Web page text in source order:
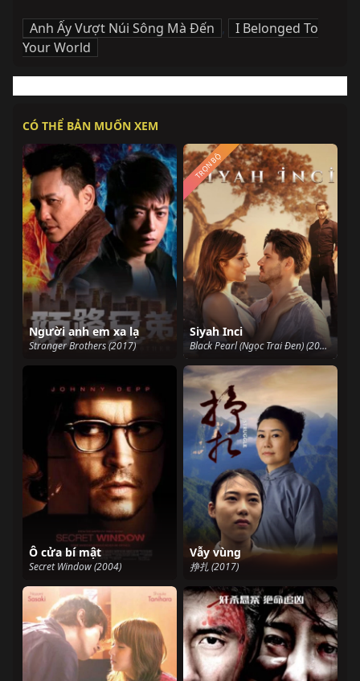
Anh Ấy Vượt Núi Sông Mà Đến ,
I Belonged To
Your World
CÓ THỂ BẢN MUỐN XEM
Người anh em xa lạ
Stranger Brothers (2017)
Siyah Inci
Black Pearl (Ngọc Trai Đen) (2017)
TRỌN BỘ
Ô cửa bí mật
Secret Window (2004)
Vẫy vùng
挣扎 (2017)